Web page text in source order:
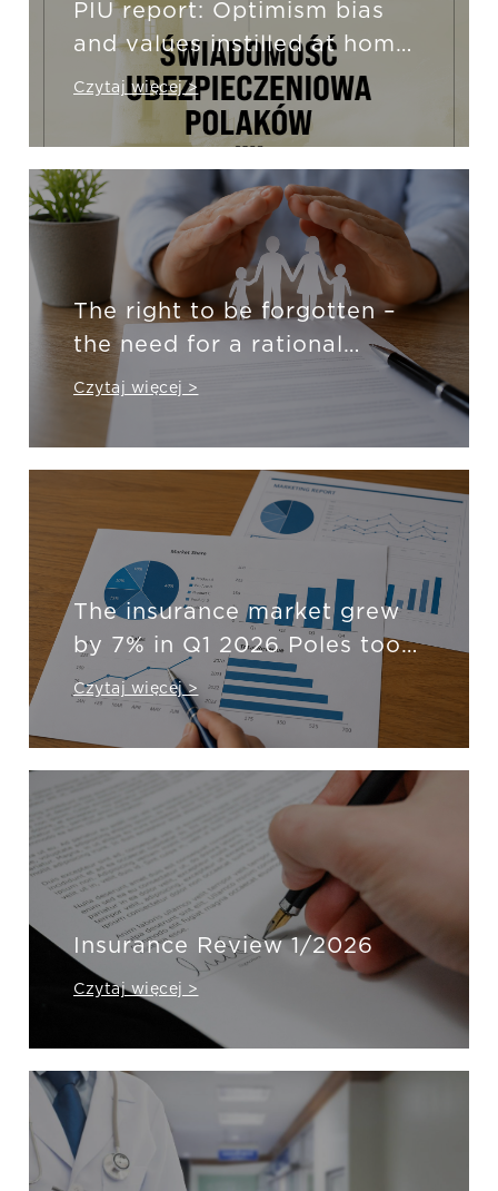
PIU report: Optimism bias
and values instilled at home
influence Poles’ insurance
Czytaj więcej >
The right to be forgotten –
the need for a rational
approach
Czytaj więcej >
The insurance market grew
by 7% in Q1 2026 Poles took
out PLN 23.9 billion worth of
insurance.
Czytaj więcej >
Insurance Review 1/2026
Czytaj więcej >